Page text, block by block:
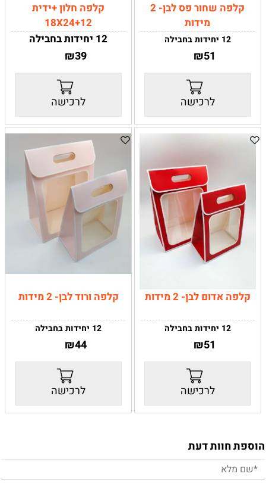
קלפה שחור פס לבן- 2
מידות
12 יחידות בחבילה
25X35X15
₪51
לרכישה
קלפה חלון +ידית
18X24+12
12 יחידות בחבילה
מידות:18X24+12
רוחב-18 ס"מ
אורך-24 ס"מ
עומק-12 ס"מ
מידות החלון:11X10.5
₪39
לרכישה
קלפה אדום לבן- 2 מידות
12 יחידות בחבילה
25X35X15
₪51
לרכישה
קלפה ורוד לבן- 2 מידות
12 יחידות בחבילה
25X35X15
₪44
לרכישה
הוספת חוות דעת